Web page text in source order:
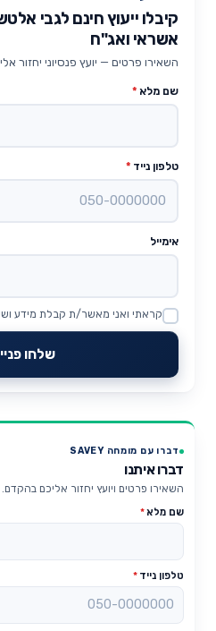
קיבלו ייעוץ חינם לגבי
אשראי ואג"ח
השאירו פרטים — יועץ פנסיוני יחזור אליכם
שם מלא *
טלפון נייד *
אימייל
Website
קראתי ואני מאשר/ת קבלת מידע
שלחו
דברו עם מומחה SAVEY
דברו איתנו
השאירו פרטים ויועץ יחזור אליכם בהקדם.
שם מלא*
טלפון נייד *